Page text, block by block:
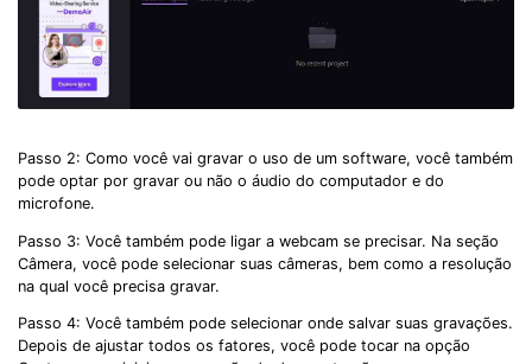
Passo 2: Como você vai gravar o uso de um software, você também
pode optar por gravar ou não o áudio do computador e do
microfone.
Passo 3: Você também pode ligar a webcam se precisar. Na seção
Câmera, você pode selecionar suas câmeras, bem como a resolução
na qual você precisa gravar.
Passo 4: Você também pode selecionar onde salvar suas gravações.
Depois de ajustar todos os fatores, você pode tocar na opção